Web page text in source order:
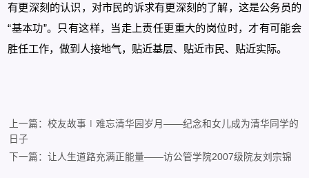
有更深刻的认识，对市民的诉求有更深刻的了解，这是公务员的
“基本功”。只有这样，当走上责任更重大的岗位时，才有可能会
胜任工作，做到人接地气，贴近基层、贴近市民、贴近实际。
上一篇：校友故事∣难忘清华园岁月——纪念和女儿成为清华同学的
日子
下一篇：让人生道路充满正能量——访公管学院2007级院友刘宗锦